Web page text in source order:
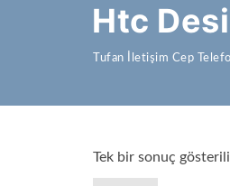
Htc
Tufan İletişim Cep
Tek bir sonuç